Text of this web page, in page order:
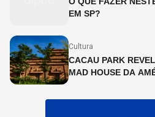
EM SP?
Cultura
CACAU PARK
MAD HOUSE DA